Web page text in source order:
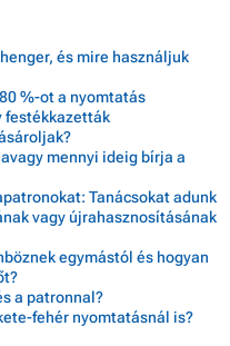
és mire használjuk
%-ot a nyomtatás
festékkazetták
mennyi ideig bírja a
Tanácsokat adunk
vagy újrahasznosításának
egymástól és hogyan
a patronnal?
fehér nyomtatásnál is?